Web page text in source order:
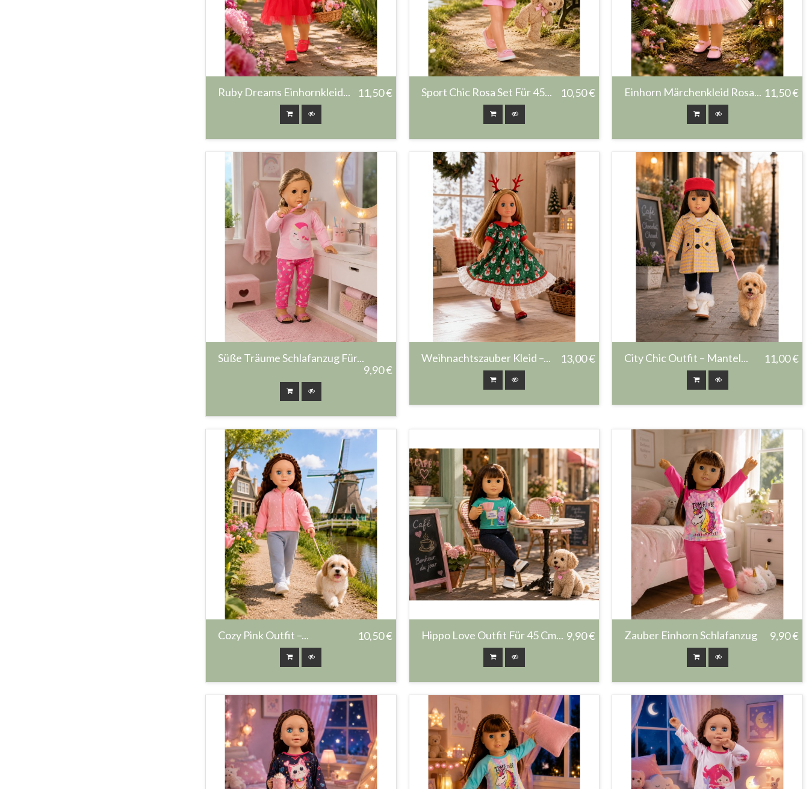
Ruby Dreams Einhornkleid... 11,50 € Sport Chic Rosa Set Für 45... 10,50 € Einhorn Märchenkleid Rosa... 11,50 €
Süße Träume Schlafanzug Für...
9,90 €
Weihnachtszauber Kleid –... 13,00 € City Chic Outfit – Mantel... 11,00 €
Cozy Pink Outfit –... 10,50 € Hippo Love Outfit Für 45 Cm... 9,90 € Zauber Einhorn Schlafanzug 9,90 €